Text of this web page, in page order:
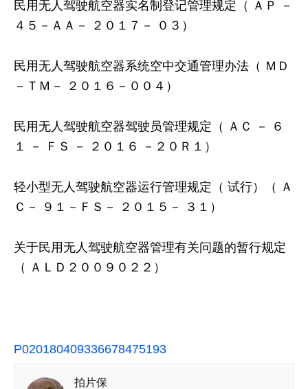
民用无人驾驶航空器实名制登记管理规定（ ＡＰ －
４５－ＡＡ－ ２０１７－ ０３）
民用无人驾驶航空器系统空中交通管理办法（ ＭＤ
－ＴＭ－ ２０１６－００４）
民用无人驾驶航空器驾驶员管理规定（ ＡＣ － ６
１ － ＦＳ － ２０１６ －２０Ｒ１）
轻小型无人驾驶航空器运行管理规定（ 试行）（ Ａ
Ｃ－ ９１－ＦＳ－ ２０１５－ ３１）
关于民用无人驾驶航空器管理有关问题的暂行规定
（ ＡＬＤ２００９０２２）
P020180409336678475193
拍片保